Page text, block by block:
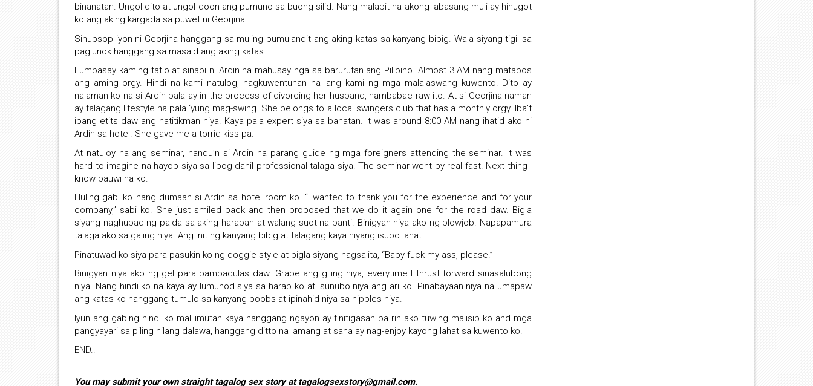
binanatan. Ungol dito at ungol doon ang pumuno sa buong silid. Nang malapit na akong labasang muli ay hinugot
ko ang aking kargada sa puwet ni Georjina.
Sinupsop iyon ni Georjina hanggang sa muling pumulandit ang aking katas sa kanyang bibig. Wala siyang tigil sa
paglunok hanggang sa masaid ang aking katas.
Lumpasay kaming tatlo at sinabi ni Ardin na mahusay nga sa barurutan ang Pilipino. Almost 3 AM nang matapos
ang aming orgy. Hindi na kami natulog, nagkuwentuhan na lang kami ng mga malalaswang kuwento. Dito ay
nalaman ko na si Ardin pala ay in the process of divorcing her husband, nambabae raw ito. At si Georjina naman
ay talagang lifestyle na pala ‘yung mag-swing. She belongs to a local swingers club that has a monthly orgy. Iba’t
ibang etits daw ang natitikman niya. Kaya pala expert siya sa banatan. It was around 8:00 AM nang ihatid ako ni
Ardin sa hotel. She gave me a torrid kiss pa.
At natuloy na ang seminar, nandu’n si Ardin na parang guide ng mga foreigners attending the seminar. It was
hard to imagine na hayop siya sa libog dahil professional talaga siya. The seminar went by real fast. Next thing I
know pauwi na ko.
Huling gabi ko nang dumaan si Ardin sa hotel room ko. “I wanted to thank you for the experience and for your
company,” sabi ko. She just smiled back and then proposed that we do it again one for the road daw. Bigla
siyang naghubad ng palda sa aking harapan at walang suot na panti. Binigyan niya ako ng blowjob. Napapamura
talaga ako sa galing niya. Ang init ng kanyang bibig at talagang kaya niyang isubo lahat.
Pinatuwad ko siya para pasukin ko ng doggie style at bigla siyang nagsalita, “Baby fuck my ass, please.”
Binigyan niya ako ng gel para pampadulas daw. Grabe ang giling niya, everytime I thrust forward sinasalubong
niya. Nang hindi ko na kaya ay lumuhod siya sa harap ko at isunubo niya ang ari ko. Pinabayaan niya na umapaw
ang katas ko hanggang tumulo sa kanyang boobs at ipinahid niya sa nipples niya.
Iyun ang gabing hindi ko malilimutan kaya hanggang ngayon ay tinitigasan pa rin ako tuwing maiisip ko and mga
pangyayari sa piling nilang dalawa, hanggang ditto na lamang at sana ay nag-enjoy kayong lahat sa kuwento ko.
END..
You may submit your own straight tagalog sex story at tagalogsexstory@gmail.com.